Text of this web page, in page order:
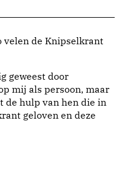
velen de Knipselkrant
geweest door
mij als persoon, maar
de hulp van hen die in
geloven en deze